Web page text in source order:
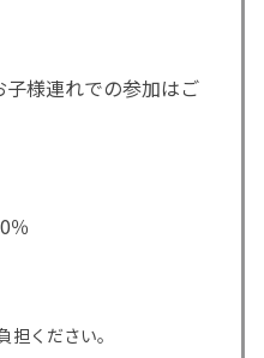
様連れでの参加はご
％
ください。